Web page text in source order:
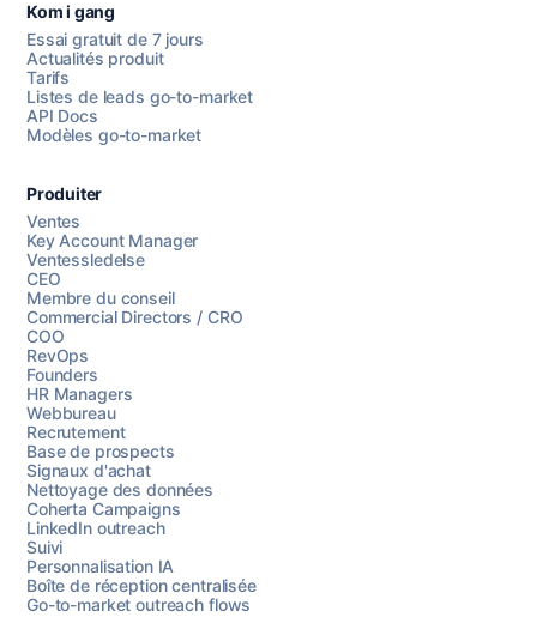
Kom i gang
Essai gratuit de 7 jours
Actualités produit
Tarifs
Listes de leads go-to-market
API Docs
Modèles go-to-market
Produiter
Ventes
Key Account Manager
Ventessledelse
CEO
Membre du conseil
Commercial Directors / CRO
COO
RevOps
Founders
HR Managers
Webbureau
Recrutement
Base de prospects
Signaux d'achat
Nettoyage des données
Coherta Campaigns
LinkedIn outreach
Suivi
Personnalisation IA
Boîte de réception centralisée
Go-to-market outreach flows